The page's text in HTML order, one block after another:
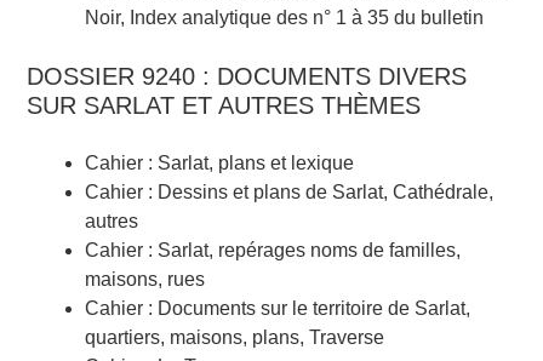
Noir, Index analytique des n° 1 à 35 du bulletin
DOSSIER 9240 : DOCUMENTS DIVERS
SUR SARLAT ET AUTRES THÈMES
Cahier : Sarlat, plans et lexique
Cahier : Dessins et plans de Sarlat, Cathédrale,
autres
Cahier : Sarlat, repérages noms de familles,
maisons, rues
Cahier : Documents sur le territoire de Sarlat,
quartiers, maisons, plans, Traverse